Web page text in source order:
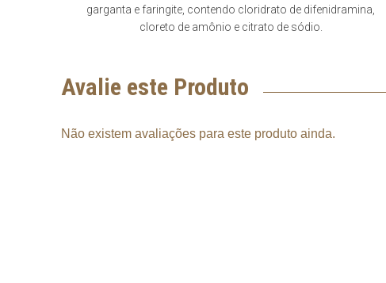
garganta e faringite, contendo cloridrato de difenidramina,
cloreto de amônio e citrato de sódio.
Avalie este Produto
Não existem avaliações para este produto ainda.